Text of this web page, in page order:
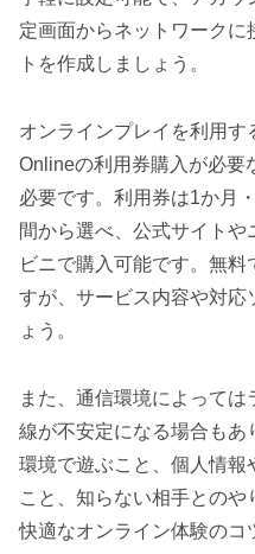
定画面からネットワーク
トを作成しましょう。
オンラインプレイを利用
Onlineの利用券購入が必要
必要です。利用券は1か月
間から選べ、公式サイト
ビニで購入可能です。無料
すが、サービス内容や対応
ょう。
また、通信環境によって
線が不安定になる場合もあ
環境で遊ぶこと、個人情報
こと、知らない相手との
快適なオンライン体験のコ